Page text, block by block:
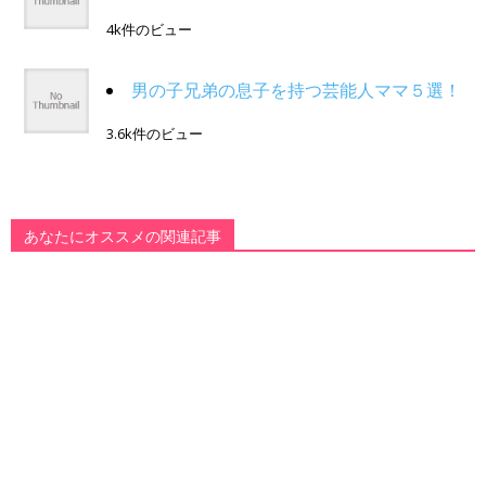
4k件のビュー
男の子兄弟の息子を持つ芸能人ママ５選！
3.6k件のビュー
あなたにオススメの関連記事